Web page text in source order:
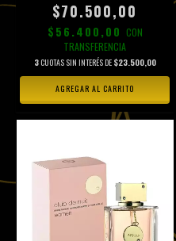
$70.500,00
$56.400,00 CON
TRANSFERENCIA
3CUOTAS SIN INTERÉS DE $23.500,00